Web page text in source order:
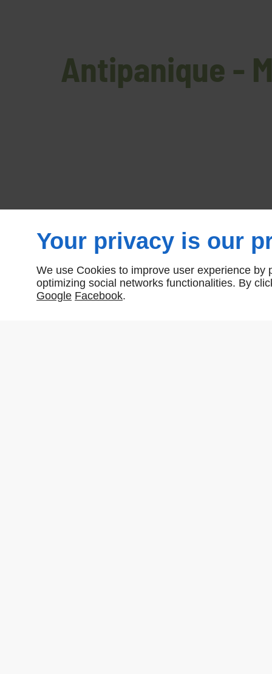
Antipanique -
Your privacy is our
We use Cookies to improve user experience
optimizing social networks functionalities. By
Google Facebook.